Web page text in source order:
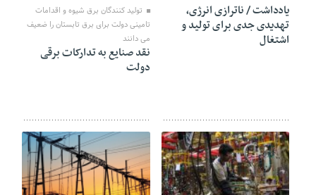
یادداشت / ناترازی انرژی،
تهدیدی جدی برای تولید و
اشتغال
تولید کنندگان برق شیوه و اقدامات
تامینی دولت برای برق تابستان را ضعیف
می دانند
نقد صنایع به تدارکات برقی
دولت